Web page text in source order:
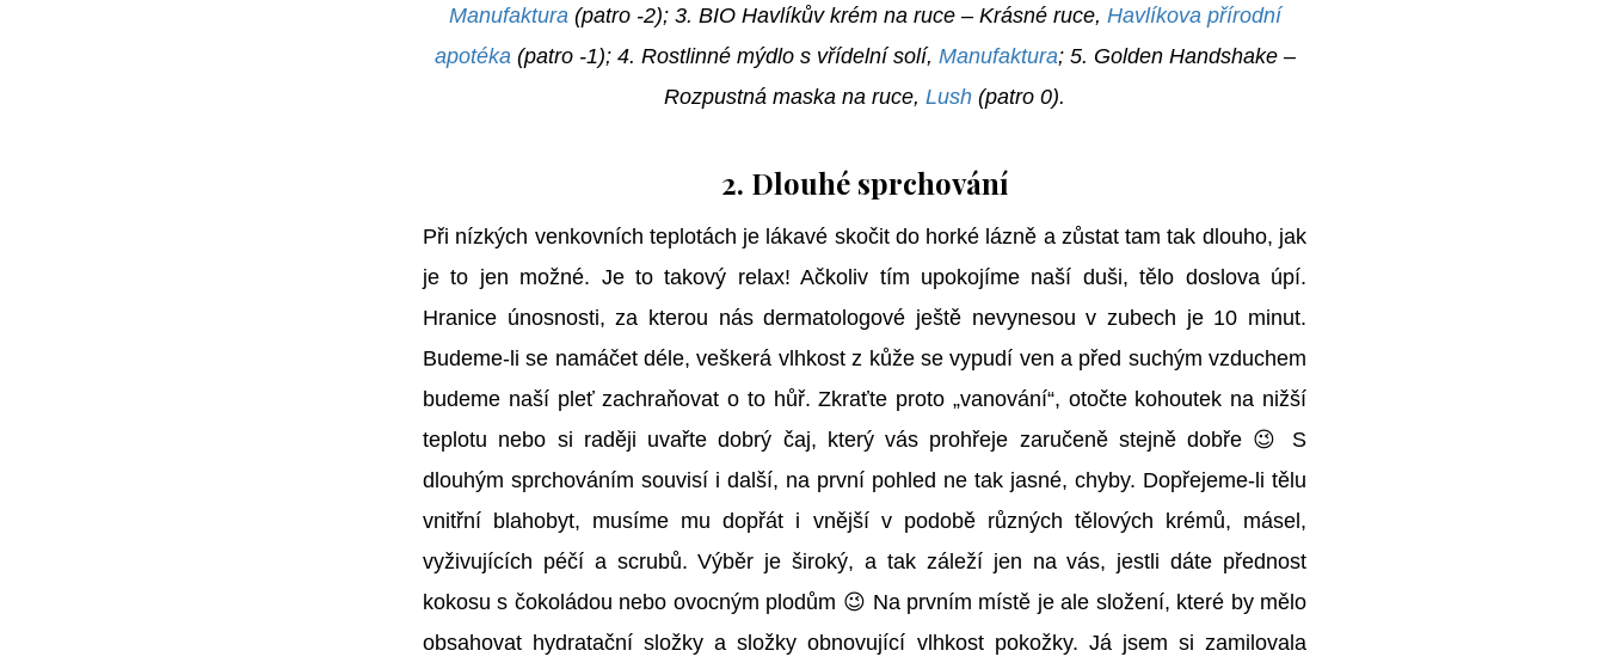
Manufaktura (patro -2); 3. BIO Havlíkův krém na ruce – Krásné ruce, Havlíkova přírodní
apotéka (patro -1); 4. Rostlinné mýdlo s vřídelní solí, Manufaktura; 5. Golden Handshake –
Rozpustná maska na ruce, Lush (patro 0).
2. Dlouhé sprchování
Při nízkých venkovních teplotách je lákavé skočit do horké lázně a zůstat tam tak dlouho, jak
je to jen možné. Je to takový relax! Ačkoliv tím upokojíme naší duši, tělo doslova úpí.
Hranice únosnosti, za kterou nás dermatologové ještě nevynesou v zubech je 10 minut.
Budeme-li se namáčet déle, veškerá vlhkost z kůže se vypudí ven a před suchým vzduchem
budeme naší pleť zachraňovat o to hůř. Zkraťte proto „vanování“, otočte kohoutek na nižší
teplotu nebo si raději uvařte dobrý čaj, který vás prohřeje zaručeně stejně dobře 😉 S
dlouhým sprchováním souvisí i další, na první pohled ne tak jasné, chyby. Dopřejeme-li tělu
vnitřní blahobyt, musíme mu dopřát i vnější v podobě různých tělových krémů, másel,
vyživujících péčí a scrubů. Výběr je široký, a tak záleží jen na vás, jestli dáte přednost
kokosu s čokoládou nebo ovocným plodům 😉 Na prvním místě je ale složení, které by mělo
obsahovat hydratační složky a složky obnovující vlhkost pokožky. Já jsem si zamilovala